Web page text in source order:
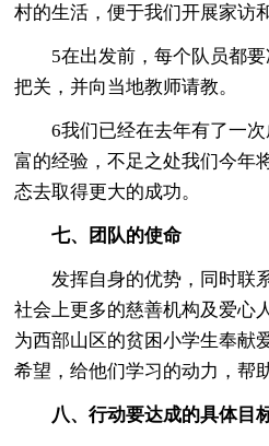
村的生活，便于我们开展家访
5在出发前，每个队员都要
把关，并向当地教师请教。
6我们已经在去年有了一次
富的经验，不足之处我们今年
态去取得更大的成功。
七、团队的使命
发挥自身的优势，同时联
社会上更多的慈善机构及爱心
为西部山区的贫困小学生奉献
希望，给他们学习的动力，帮
八、行动要达成的具体目